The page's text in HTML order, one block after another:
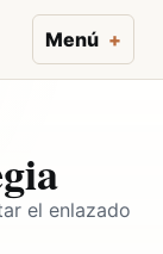
Menú
el enlazado